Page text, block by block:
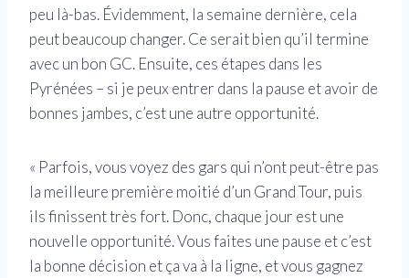
peu là-bas. Évidemment, la semaine dernière, cela
peut beaucoup changer. Ce serait bien qu’il termine
avec un bon GC. Ensuite, ces étapes dans les
Pyrénées – si je peux entrer dans la pause et avoir de
bonnes jambes, c’est une autre opportunité.
« Parfois, vous voyez des gars qui n’ont peut-être pas
la meilleure première moitié d’un Grand Tour, puis
ils finissent très fort. Donc, chaque jour est une
nouvelle opportunité. Vous faites une pause et c’est
la bonne décision et ça va à la ligne, et vous gagnez